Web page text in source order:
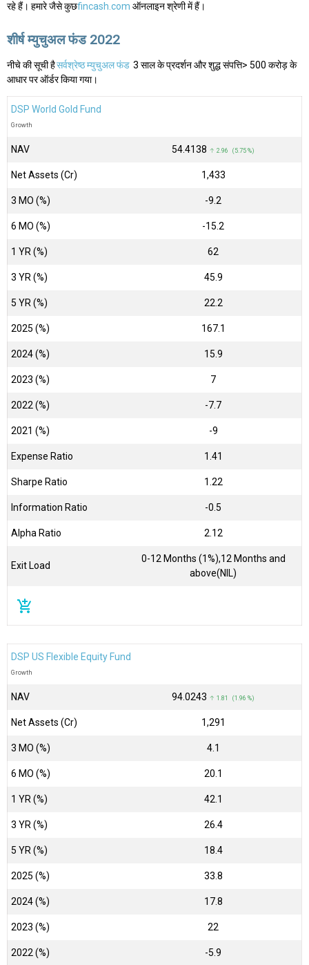
रहे हैं। हमारे जैसे कुछfincash.com ऑनलाइन श्रेणी में हैं।
शीर्ष म्युचुअल फंड 2022
नीचे की सूची हैसर्वश्रेष्ठ म्युचुअल फंड 3 साल के प्रदर्शन और शुद्ध संपत्ति> 500 करोड़ के
आधार पर ऑर्डर किया गया।
DSP World Gold Fund
Growth
NAV ₹54.4138 ↑ 2.96 (5.75 %)
Net Assets (Cr) ₹1,433
3 MO (%) -9.2
6 MO (%) -15.2
1 YR (%) 62
3 YR (%) 45.9
5 YR (%) 22.2
2025 (%) 167.1
2024 (%) 15.9
2023 (%) 7
2022 (%) -7.7
2021 (%) -9
Expense Ratio 1.41
Sharpe Ratio 1.22
Information Ratio -0.5
Alpha Ratio 2.12
Exit Load
0-12 Months (1%),12 Months and
above(NIL)
add_shopping_cart
DSP US Flexible Equity Fund
Growth
NAV ₹94.0243 ↑ 1.81 (1.96 %)
Net Assets (Cr) ₹1,291
3 MO (%) 4.1
6 MO (%) 20.1
1 YR (%) 42.1
3 YR (%) 26.4
5 YR (%) 18.4
2025 (%) 33.8
2024 (%) 17.8
2023 (%) 22
2022 (%) -5.9